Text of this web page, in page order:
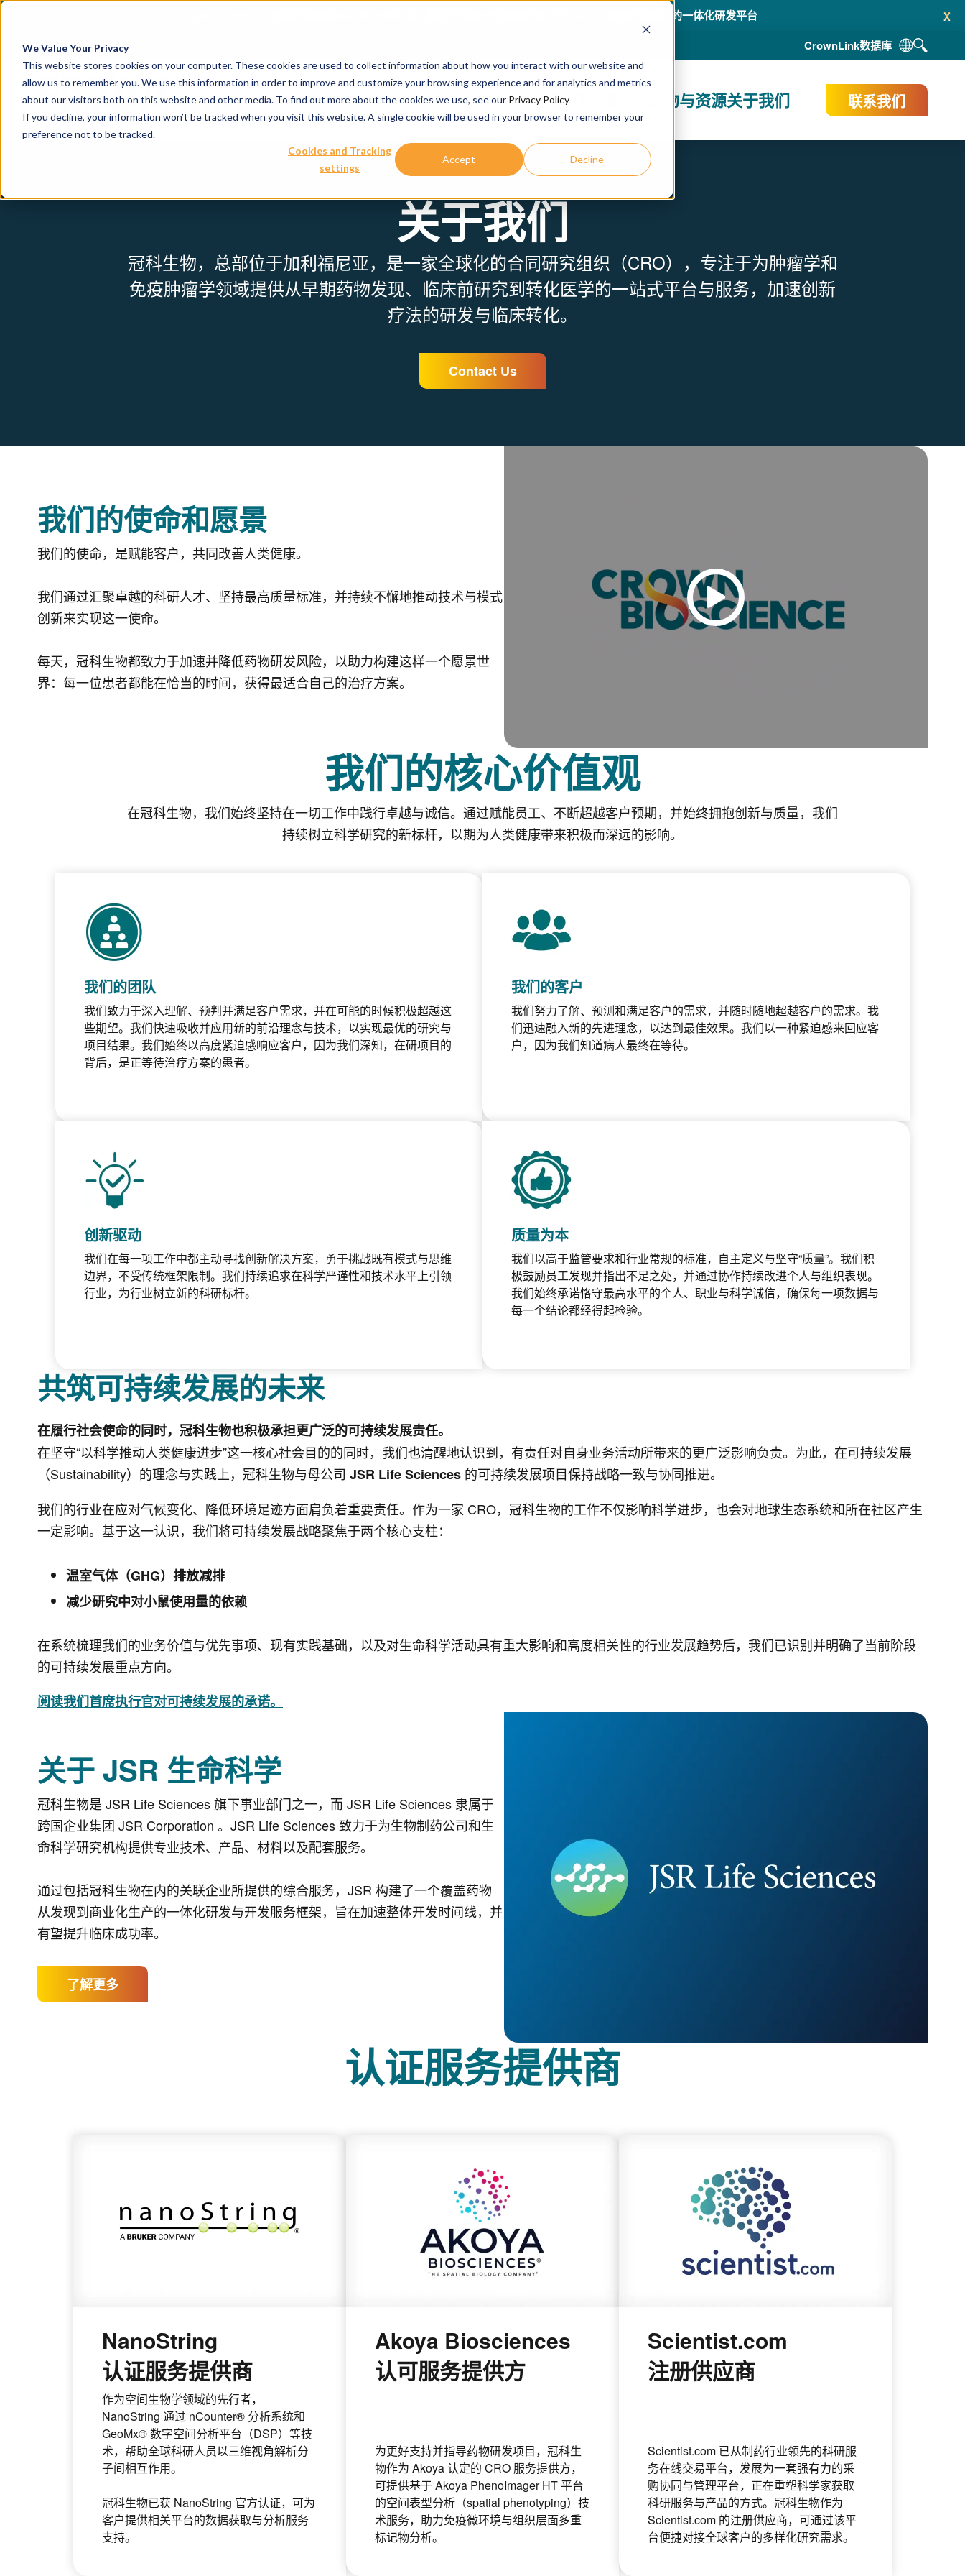
We Value Your Privacy
This website stores cookies on your computer. These cookies are used to collect information about how you interact with our website and
allow us to remember you. We use this information in order to improve and customize your browsing experience and for analytics and metrics
about our visitors both on this website and other media. To find out more about the cookies we use, see our Privacy Policy
If you decline, your information won’t be tracked when you visit this website. A single cookie will be used in your browser to remember your
preference not to be tracked.
Cookies and Tracking
settings
Accept Decline
x
冠科生物亮相AACR 2026年会，展示支持新一代肿瘤疗法（含 ADC 与放射性药物）的一体化研发平台
CrownLink数据库
我们的服务 出版物与资源关于我们 联系我们
关于我们
冠科生物，总部位于加利福尼亚，是一家全球化的合同研究组织（CRO），专注于为肿瘤学和
免疫肿瘤学领域提供从早期药物发现、临床前研究到转化医学的一站式平台与服务，加速创新
疗法的研发与临床转化。
Contact Us
我们的使命和愿景
我们的使命，是赋能客户，共同改善人类健康。
我们通过汇聚卓越的科研人才、坚持最高质量标准，并持续不懈地推动技术与模式
创新来实现这一使命。
每天，冠科生物都致力于加速并降低药物研发风险，以助力构建这样一个愿景世
界：每一位患者都能在恰当的时间，获得最适合自己的治疗方案。
我们的核心价值观
在冠科生物，我们始终坚持在一切工作中践行卓越与诚信。通过赋能员工、不断超越客户预期，并始终拥抱创新与质量，我们
持续树立科学研究的新标杆，以期为人类健康带来积极而深远的影响。
我们的团队
我们致力于深入理解、预判并满足客户需求，并在可能的时候积极超越这
些期望。我们快速吸收并应用新的前沿理念与技术，以实现最优的研究与
项目结果。我们始终以高度紧迫感响应客户，因为我们深知，在研项目的
背后，是正等待治疗方案的患者。
我们的客户
我们努力了解、预测和满足客户的需求，并随时随地超越客户的需求。我
们迅速融入新的先进理念，以达到最佳效果。我们以一种紧迫感来回应客
户，因为我们知道病人最终在等待。
创新驱动
我们在每一项工作中都主动寻找创新解决方案，勇于挑战既有模式与思维
边界，不受传统框架限制。我们持续追求在科学严谨性和技术水平上引领
行业，为行业树立新的科研标杆。
质量为本
我们以高于监管要求和行业常规的标准，自主定义与坚守“质量”。我们积
极鼓励员工发现并指出不足之处，并通过协作持续改进个人与组织表现。
我们始终承诺恪守最高水平的个人、职业与科学诚信，确保每一项数据与
每一个结论都经得起检验。
共筑可持续发展的未来
在履行社会使命的同时，冠科生物也积极承担更广泛的可持续发展责任。
在坚守“以科学推动人类健康进步”这一核心社会目的的同时，我们也清醒地认识到，有责任对自身业务活动所带来的更广泛影响负责。为此，在可持续发展
（Sustainability）的理念与实践上，冠科生物与母公司 JSR Life Sciences 的可持续发展项目保持战略一致与协同推进。
我们的行业在应对气候变化、降低环境足迹方面肩负着重要责任。作为一家 CRO，冠科生物的工作不仅影响科学进步，也会对地球生态系统和所在社区产生
一定影响。基于这一认识，我们将可持续发展战略聚焦于两个核心支柱：
温室气体（GHG）排放减排
减少研究中对小鼠使用量的依赖
在系统梳理我们的业务价值与优先事项、现有实践基础，以及对生命科学活动具有重大影响和高度相关性的行业发展趋势后，我们已识别并明确了当前阶段
的可持续发展重点方向。
阅读我们首席执行官对可持续发展的承诺。
关于 JSR 生命科学
冠科生物是 JSR Life Sciences 旗下事业部门之一，而 JSR Life Sciences 隶属于
跨国企业集团 JSR Corporation 。JSR Life Sciences 致力于为生物制药公司和生
命科学研究机构提供专业技术、产品、材料以及配套服务。
通过包括冠科生物在内的关联企业所提供的综合服务，JSR 构建了一个覆盖药物
从发现到商业化生产的一体化研发与开发服务框架，旨在加速整体开发时间线，并
有望提升临床成功率。
了解更多
认证服务提供商
NanoString
认证服务提供商
作为空间生物学领域的先行者，
NanoString 通过 nCounter® 分析系统和
GeoMx® 数字空间分析平台（DSP）等技
术，帮助全球科研人员以三维视角解析分
子间相互作用。
冠科生物已获 NanoString 官方认证，可为
客户提供相关平台的数据获取与分析服务
支持。
Akoya Biosciences
认可服务提供方
为更好支持并指导药物研发项目，冠科生
物作为 Akoya 认定的 CRO 服务提供方，
可提供基于 Akoya PhenoImager HT 平台
的空间表型分析（spatial phenotyping）技
术服务，助力免疫微环境与组织层面多重
标记物分析。
Scientist.com
注册供应商
Scientist.com 已从制药行业领先的科研服
务在线交易平台，发展为一套强有力的采
购协同与管理平台，正在重塑科学家获取
科研服务与产品的方式。冠科生物作为
Scientist.com 的注册供应商，可通过该平
台便捷对接全球客户的多样化研究需求。